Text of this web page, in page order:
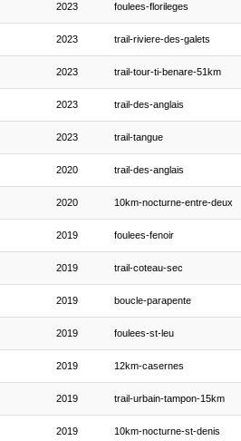
2023 foulees-florileges
2023 trail-riviere-des-galets
2023 trail-tour-ti-benare-51km
2023 trail-des-anglais
2023 trail-tangue
2020 trail-des-anglais
2020 10km-nocturne-entre-deux
2019 foulees-fenoir
2019 trail-coteau-sec
2019 boucle-parapente
2019 foulees-st-leu
2019 12km-casernes
2019 trail-urbain-tampon-15km
2019 10km-nocturne-st-denis